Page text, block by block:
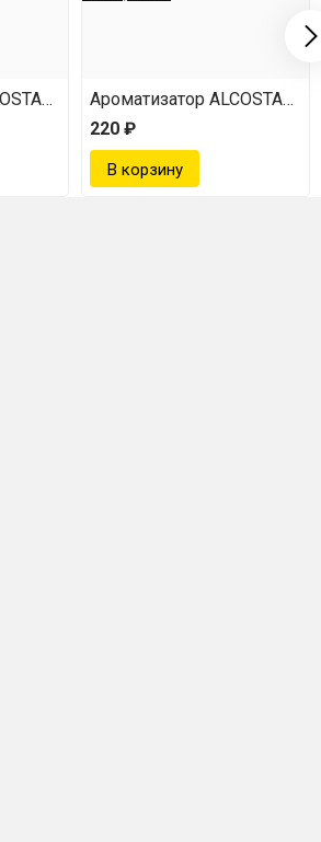
виски, 30 мл
Irish whisky Ирландский виски,
Ароматизатор ALCOSTAR
220 ₽